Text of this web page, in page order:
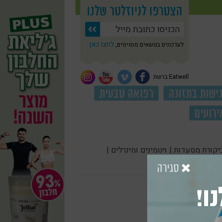
הצטרפו לניוזלטר שלנו
לעדכונים בנושאים מסוימים, לחצו כאן
Eatwell ברשת
גישות בתזונה
רפואה טבעית
מסעדות | ויטמינים ומינרלים |
סגירה